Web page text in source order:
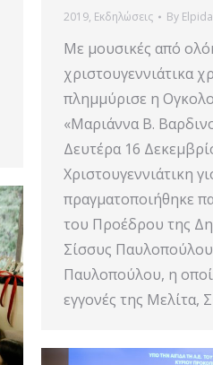
2019, Εκδηλώσεις By
Με μουσικές από
χριστουγεννιάτικα
πλημμύρισε η
«Μαριάννα Β.
Δευτέρα 16
Χριστουγεννιάτικη
πραγματοποιήθηκε
του Προέδρου της
Σίσσυς
Παυλοπούλου, η
εγγονές της Μελίτα,